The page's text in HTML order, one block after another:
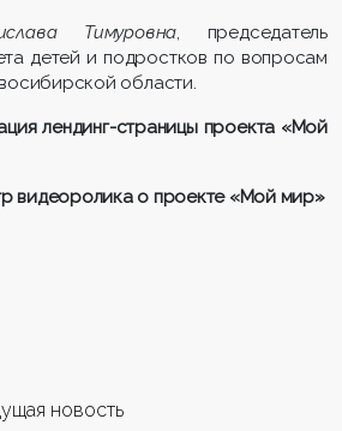
Тимуровна , председатель
детей и подростков по вопросам
области.
лендинг-страницы проекта «Мой
видеоролика о проекте «Мой мир»
новость